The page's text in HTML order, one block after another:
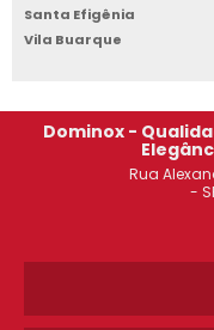
Santa Efigênia
Vila Buarque
Dominox -
Rua
-